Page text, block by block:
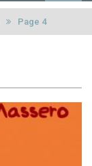
Page 4